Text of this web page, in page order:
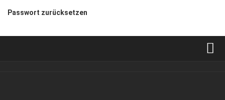
Passwort zurücksetzen